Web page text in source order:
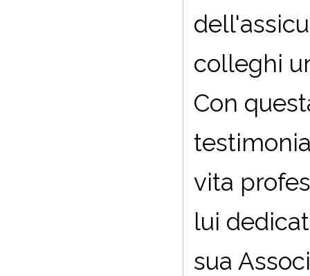
colleghi
Con
vita
lui
sua